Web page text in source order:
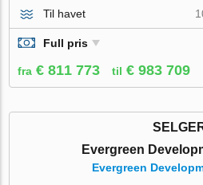
Til havet
Full pris
fra € 811 773 til € 983 709
Evergreen
Evergreen